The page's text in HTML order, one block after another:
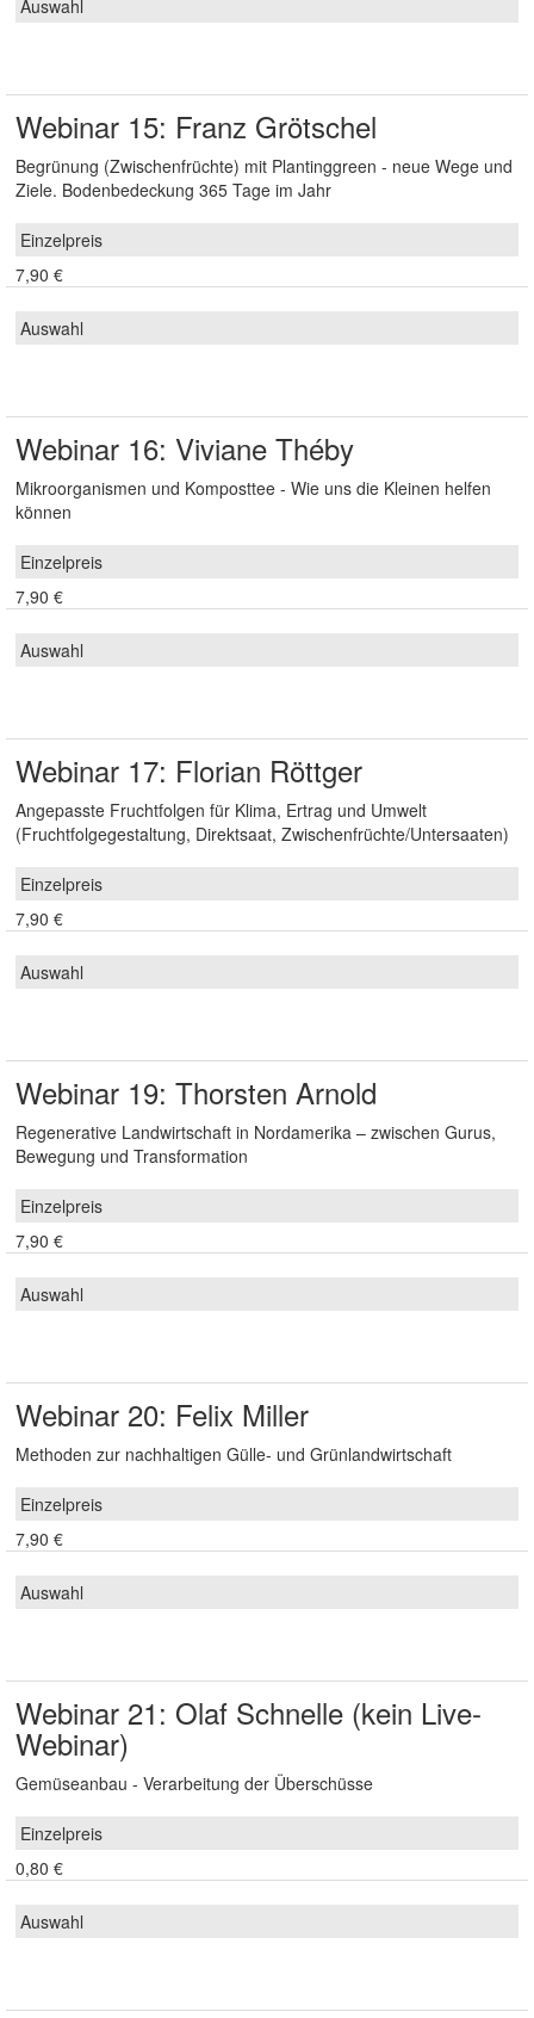
Webinar 15: Franz Grötschel
Begrünung (Zwischenfrüchte) mit Plantinggreen - neue Wege und
Ziele. Bodenbedeckung 365 Tage im Jahr
7,90 €
Webinar 16: Viviane Théby
Mikroorganismen und Komposttee - Wie uns die Kleinen helfen
können
7,90 €
Webinar 17: Florian Röttger
Angepasste Fruchtfolgen für Klima, Ertrag und Umwelt
(Fruchtfolgegestaltung, Direktsaat, Zwischenfrüchte/Untersaaten)
7,90 €
Webinar 19: Thorsten Arnold
Regenerative Landwirtschaft in Nordamerika – zwischen Gurus,
Bewegung und Transformation
7,90 €
Webinar 20: Felix Miller
Methoden zur nachhaltigen Gülle- und Grünlandwirtschaft
7,90 €
Webinar 21: Olaf Schnelle (kein Live-
Webinar)
Gemüseanbau - Verarbeitung der Überschüsse
0,80 €